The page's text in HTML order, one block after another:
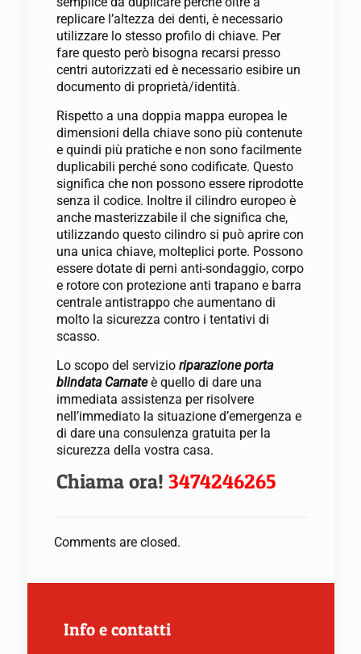
replicare l’altezza dei denti, è necessario
utilizzare lo stesso profilo di chiave. Per
fare questo però bisogna recarsi presso
centri autorizzati ed è necessario esibire un
documento di proprietà/identità.
Rispetto a una doppia mappa europea le
dimensioni della chiave sono più contenute
e quindi più pratiche e non sono facilmente
duplicabili perché sono codificate. Questo
significa che non possono essere riprodotte
senza il codice. Inoltre il cilindro europeo è
anche masterizzabile il che significa che,
utilizzando questo cilindro si può aprire con
una unica chiave, molteplici porte. Possono
essere dotate di perni anti-sondaggio, corpo
e rotore con protezione anti trapano e barra
centrale antistrappo che aumentano di
molto la sicurezza contro i tentativi di
scasso.
Lo scopo del servizio riparazione porta
blindata Carnateè quello di dare una
immediata assistenza per risolvere
nell’immediato la situazione d’emergenza e
di dare una consulenza gratuita per la
sicurezza della vostra casa.
Chiama ora! 3474246265
Comments are closed.
Info e contatti